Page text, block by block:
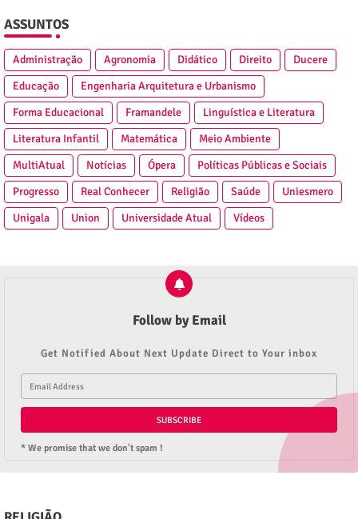
ASSUNTOS
Administração Agronomia Didático Direito
Ducere
Educação
Engenharia Arquitetura e Urbanismo
Forma Educacional
Framandele
Linguística e Literatura
Literatura Infantil
Matemática
Meio Ambiente
MultiAtual
Notícias Ópera
Políticas Públicas e Sociais
Progresso
Real Conhecer Religião Saúde
Uniesmero
Unigala
Union Universidade Atual Vídeos
Follow by Email
Get Notified About Next Update Direct to Your inbox
* We promise that we don't spam !